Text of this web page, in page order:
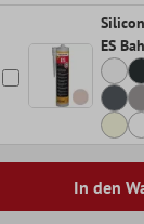
ES
In den